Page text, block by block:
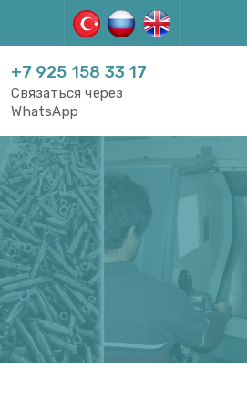
+7 925 158 33 17
Связаться через
WhatsApp